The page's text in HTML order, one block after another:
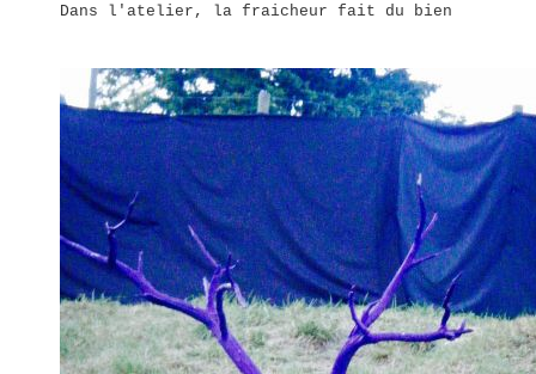
Dans l'atelier, la fraicheur fait du bien